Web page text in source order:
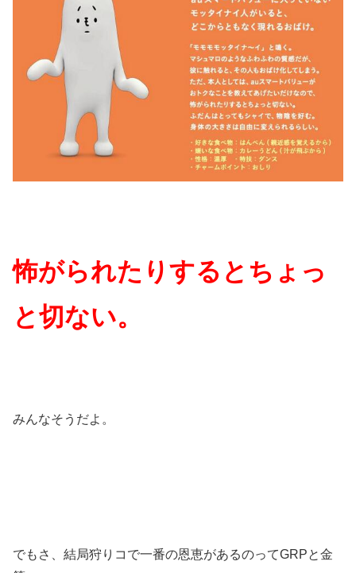
怖がられたりするとちょっ
と切ない。
みんなそうだよ。
でもさ、結局狩りコで一番の恩恵があるのってGRPと金